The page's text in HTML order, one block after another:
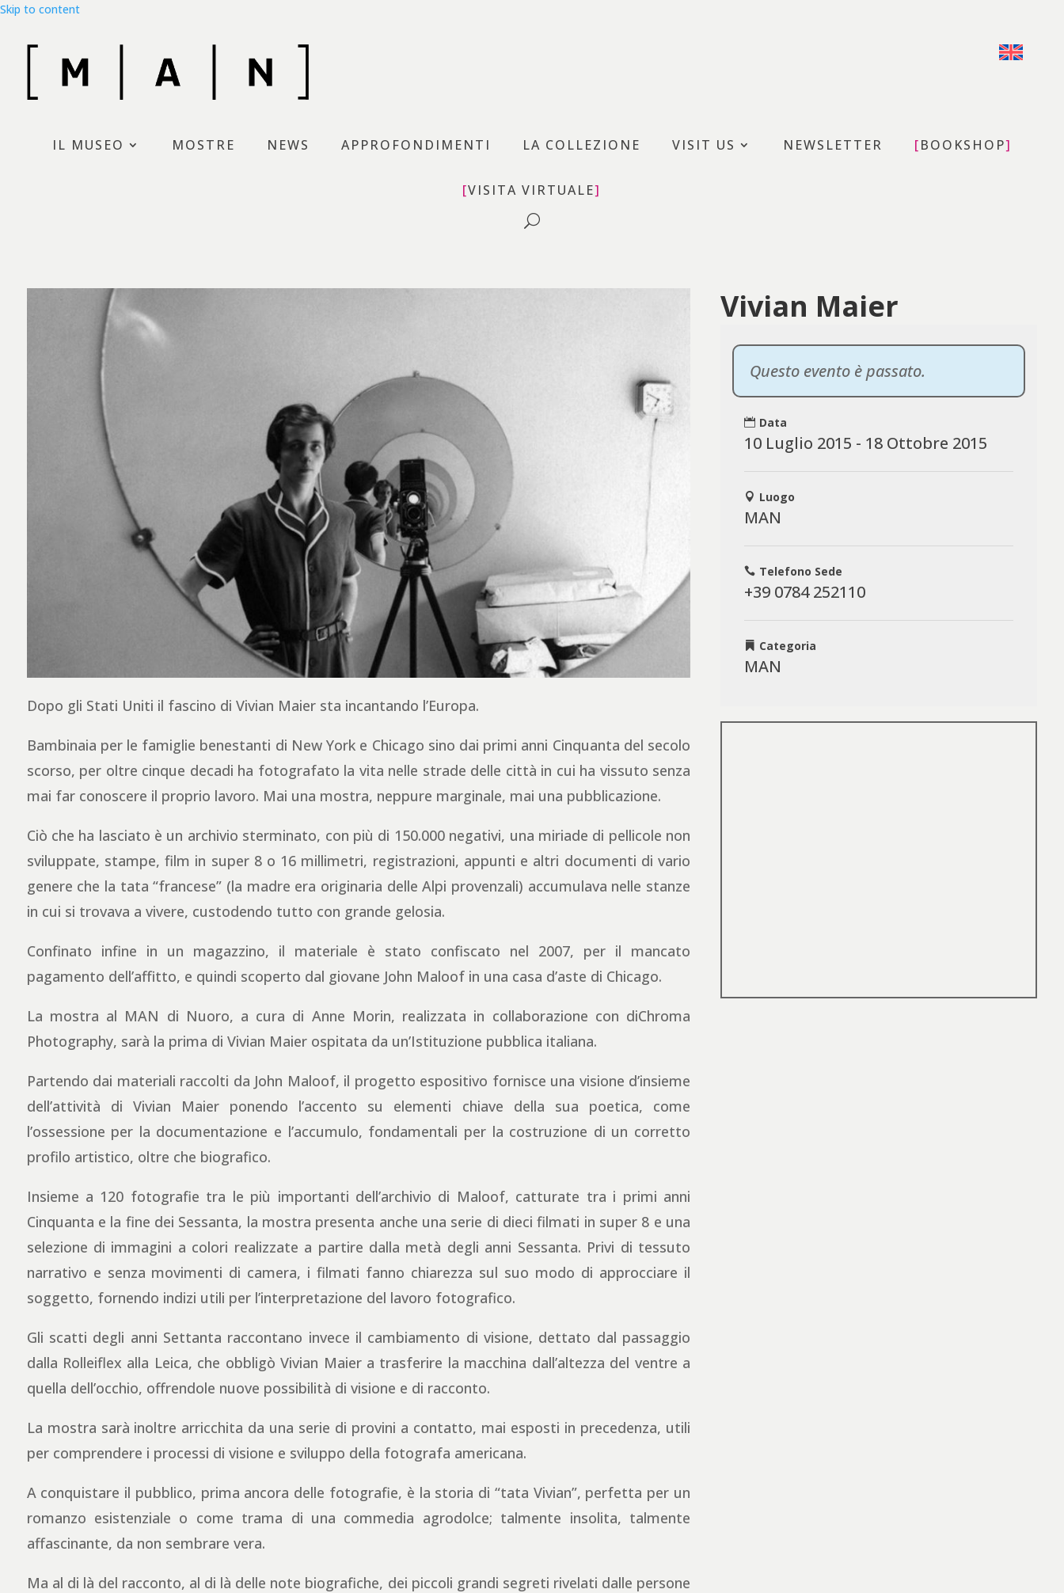
Skip to content
IL MUSEO MOSTRE NEWS APPROFONDIMENTI LA COLLEZIONE VISIT US NEWSLETTER BOOKSHOP
VISITA VIRTUALE
Dopo gli Stati Uniti il fascino di Vivian Maier sta incantando l’Europa.
Bambinaia per le famiglie benestanti di New York e Chicago sino dai primi anni Cinquanta del secolo
scorso, per oltre cinque decadi ha fotografato la vita nelle strade delle città in cui ha vissuto senza
mai far conoscere il proprio lavoro. Mai una mostra, neppure marginale, mai una pubblicazione.
Ciò che ha lasciato è un archivio sterminato, con più di 150.000 negativi, una miriade di pellicole non
sviluppate, stampe, film in super 8 o 16 millimetri, registrazioni, appunti e altri documenti di vario
genere che la tata “francese” (la madre era originaria delle Alpi provenzali) accumulava nelle stanze
in cui si trovava a vivere, custodendo tutto con grande gelosia.
Confinato infine in un magazzino, il materiale è stato confiscato nel 2007, per il mancato
pagamento dell’affitto, e quindi scoperto dal giovane John Maloof in una casa d’aste di Chicago.
La mostra al MAN di Nuoro, a cura di Anne Morin, realizzata in collaborazione con diChroma
Photography, sarà la prima di Vivian Maier ospitata da un’Istituzione pubblica italiana.
Partendo dai materiali raccolti da John Maloof, il progetto espositivo fornisce una visione d’insieme
dell’attività di Vivian Maier ponendo l’accento su elementi chiave della sua poetica, come
l’ossessione per la documentazione e l’accumulo, fondamentali per la costruzione di un corretto
profilo artistico, oltre che biografico.
Insieme a 120 fotografie tra le più importanti dell’archivio di Maloof, catturate tra i primi anni
Cinquanta e la fine dei Sessanta, la mostra presenta anche una serie di dieci filmati in super 8 e una
selezione di immagini a colori realizzate a partire dalla metà degli anni Sessanta. Privi di tessuto
narrativo e senza movimenti di camera, i filmati fanno chiarezza sul suo modo di approcciare il
soggetto, fornendo indizi utili per l’interpretazione del lavoro fotografico.
Gli scatti degli anni Settanta raccontano invece il cambiamento di visione, dettato dal passaggio
dalla Rolleiflex alla Leica, che obbligò Vivian Maier a trasferire la macchina dall’altezza del ventre a
quella dell’occhio, offrendole nuove possibilità di visione e di racconto.
La mostra sarà inoltre arricchita da una serie di provini a contatto, mai esposti in precedenza, utili
per comprendere i processi di visione e sviluppo della fotografa americana.
A conquistare il pubblico, prima ancora delle fotografie, è la storia di “tata Vivian”, perfetta per un
romanzo esistenziale o come trama di una commedia agrodolce; talmente insolita, talmente
affascinante, da non sembrare vera.
Ma al di là del racconto, al di là delle note biografiche, dei piccoli grandi segreti rivelati dalle persone
Vivian Maier
Questo evento è passato.
Data
10 Luglio 2015 - 18 Ottobre 2015
Luogo
MAN
Telefono Sede
+39 0784 252110
Categoria
MAN